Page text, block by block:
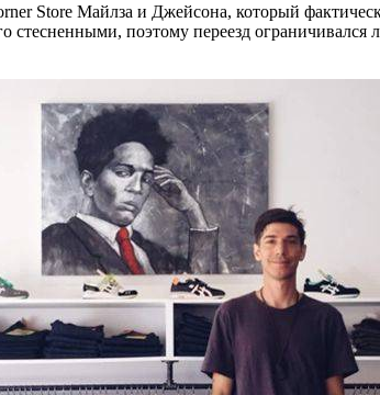
Store Майлза и Джейсона, который
стесненными, поэтому переезд